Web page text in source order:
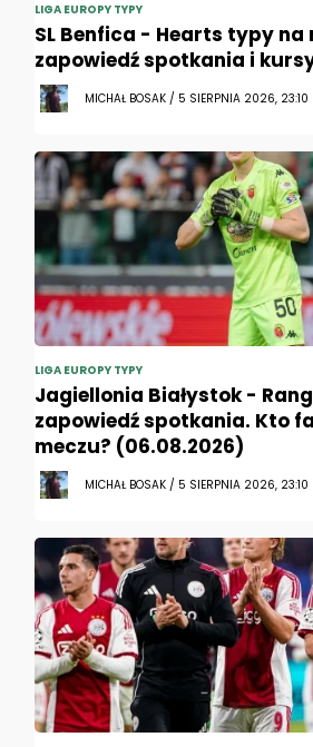
LIGA EUROPY TYPY
SL Benfica - Hearts typy na
zapowiedź spotkania i
MICHAŁ BOSAK / 5 SIERPNIA 2026, 23:10
LIGA EUROPY TYPY
Jagiellonia Białystok -
zapowiedź spotkania. Kto
meczu? (06.08.2026)
MICHAŁ BOSAK / 5 SIERPNIA 2026, 23:10